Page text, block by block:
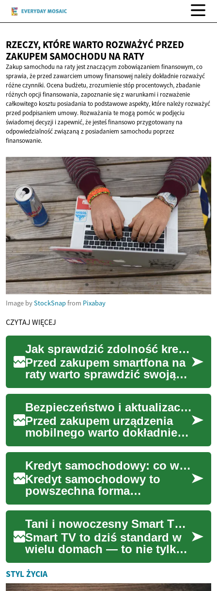
RZECZY, KTÓRE WARTO ROZWAŻYĆ PRZED
ZAKUPEM SAMOCHODU NA RATY
Zakup samochodu na raty jest znaczącym zobowiązaniem finansowym, co
sprawia, że przed zawarciem umowy finansowej należy dokładnie rozważyć
różne czynniki. Ocena budżetu, zrozumienie stóp procentowych, zbadanie
różnych opcji finansowania, zapoznanie się z warunkami i rozważenie
całkowitego kosztu posiadania to podstawowe aspekty, które należy rozważyć
przed podpisaniem umowy. Rozważania te mogą pomóc w podjęciu
świadomej decyzji i zapewnić, że jesteś finansowo przygotowany na
odpowiedzialność związaną z posiadaniem samochodu poprzez
finansowanie.
Image byStockSnapfrom Pixabay
CZYTAJ WIĘCEJ
Jak sprawdzić zdolność kredytową przed zakupem telefonu na raty
Przed zakupem smartfona na
raty warto sprawdzić swoją
zdolność kredytową i realnie
oszacować miesięczne
obciążenie. T...
Bezpieczeństwo i aktualizacje: kontrola przed zakupem urządzenia mobilnego
Przed zakupem urządzenia
mobilnego warto dokładnie
sprawdzić aspekty związane z
bezpieczeństwem i
wsparciem techniczn...
Kredyt samochodowy: co warto wiedzieć przed podpisaniem umowy
Kredyt samochodowy to
powszechna forma
finansowania zakupu
samochodu, ale przed
podpisaniem umowy warto
poznać podsta...
Tani i nowoczesny Smart TV: co warto wiedzieć przed zakupem
Smart TV to dziś standard w
wielu domach — to nie tylko
większy ekran, ale także
centrum rozrywki i aplikacji.
Przed ...
STYL ŻYCIA